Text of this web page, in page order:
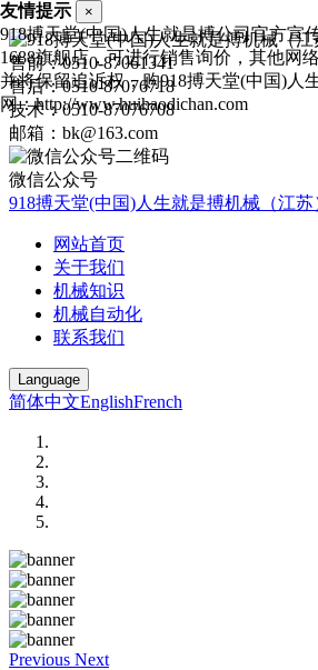
售前：0510-87061341
售后：0510-87076718
技术：0510-87076708
邮箱：bk@163.com
微信公众号
918搏天堂(中国)人生就是搏机械（江苏
网站首页
关于我们
机械知识
机械自动化
联系我们
Language
简体中文EnglishFrench
Previous Next
友情提示 ×
918搏天堂(中国)人生就是搏公司官方宣
1688旗舰店，可进行销售询价，其他网
并将保留追诉权，购918搏天堂(中国)人
网：http://www.huihaodichan.com